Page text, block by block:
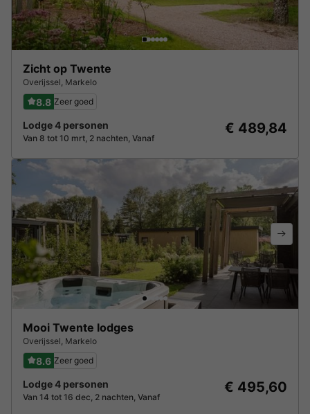
Zicht op Twente
Overijssel, Markelo
8.8 Zeer goed
Lodge 4 personen
Van 8 tot 10 mrt, 2 nachten, Vanaf
€ 489,84
Mooi Twente lodges
Overijssel, Markelo
8.6 Zeer goed
Lodge 4 personen
Van 14 tot 16 dec, 2 nachten, Vanaf
€ 495,60